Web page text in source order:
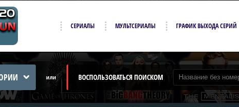
СЕРИАЛЫ МУЛЬТСЕРИАЛЫ ГРАФИК ВЫХОДА СЕРИЙ
или ВОСПОЛЬЗОВАТЬСЯ ПОИСКОМ